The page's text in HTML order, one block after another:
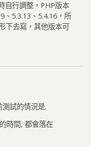
行調整，PHP版本
、5.3.13、5.4.16，所
下去寫，其他版本可
試的情況是.
時間, 都會落在